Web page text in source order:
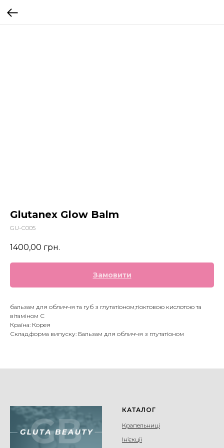
Glutanex Glow Balm
GU-C005
1400,00 грн.
Замовити
бальзам для обличчя та губ з глутатіоном,тіоктовою кислотою та
вітаміном С
Країна: Корея
Склад,форма випуску: Бальзам для обличчя з глутатіоном
КАТАЛОГ
Крапельниці
Ін’єкції